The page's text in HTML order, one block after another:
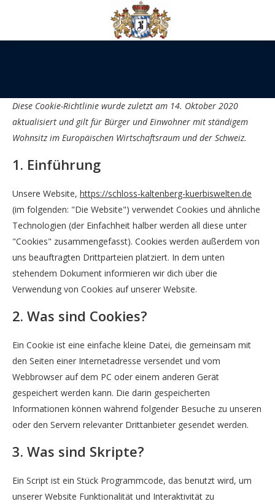
Diese Cookie-Richtlinie wurde zuletzt am 14. Oktober 2020
aktualisiert und gilt für Bürger und Einwohner mit ständigem
Wohnsitz im Europäischen Wirtschaftsraum und der Schweiz.
1. Einführung
Unsere Website, https://schloss-kaltenberg-kuerbiswelten.de
(im folgenden: "Die Website") verwendet Cookies und ähnliche
Technologien (der Einfachheit halber werden all diese unter
"Cookies" zusammengefasst). Cookies werden außerdem von
uns beauftragten Drittparteien platziert. In dem unten
stehendem Dokument informieren wir dich über die
Verwendung von Cookies auf unserer Website.
2. Was sind Cookies?
Ein Cookie ist eine einfache kleine Datei, die gemeinsam mit
den Seiten einer Internetadresse versendet und vom
Webbrowser auf dem PC oder einem anderen Gerät
gespeichert werden kann. Die darin gespeicherten
Informationen können während folgender Besuche zu unseren
oder den Servern relevanter Drittanbieter gesendet werden.
3. Was sind Skripte?
Ein Script ist ein Stück Programmcode, das benutzt wird, um
unserer Website Funktionalität und Interaktivität zu